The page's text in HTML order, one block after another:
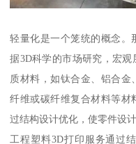
轻量化是一个笼统的概念。
据3D科学的市场研究，宏
质材料，如钛合金、铝合
纤维或碳纤维复合材料等材
过结构设计优化，使零件设
工程塑料3D打印服务通过